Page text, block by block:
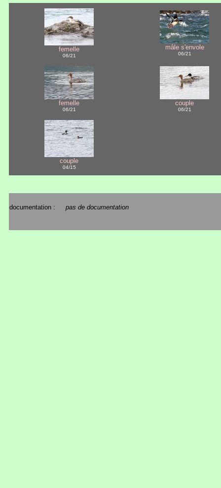
femelle
06/21
mâle s'envole
06/21
femelle
06/21
couple
06/21
couple
04/15
documentation : pas de documentation